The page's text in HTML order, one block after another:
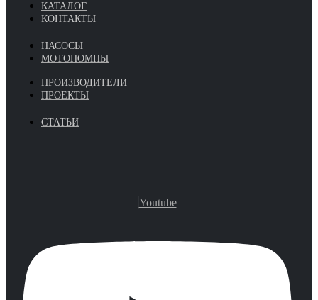
КАТАЛОГ
КОНТАКТЫ
НАСОСЫ
МОТОПОМПЫ
ПРОИЗВОДИТЕЛИ
ПРОЕКТЫ
СТАТЬИ
Youtube